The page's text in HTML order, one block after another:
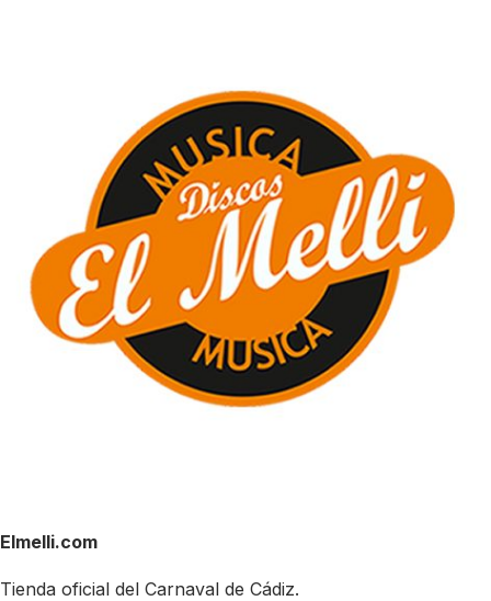
Elmelli.com
Tienda oficial del Carnaval de Cádiz.